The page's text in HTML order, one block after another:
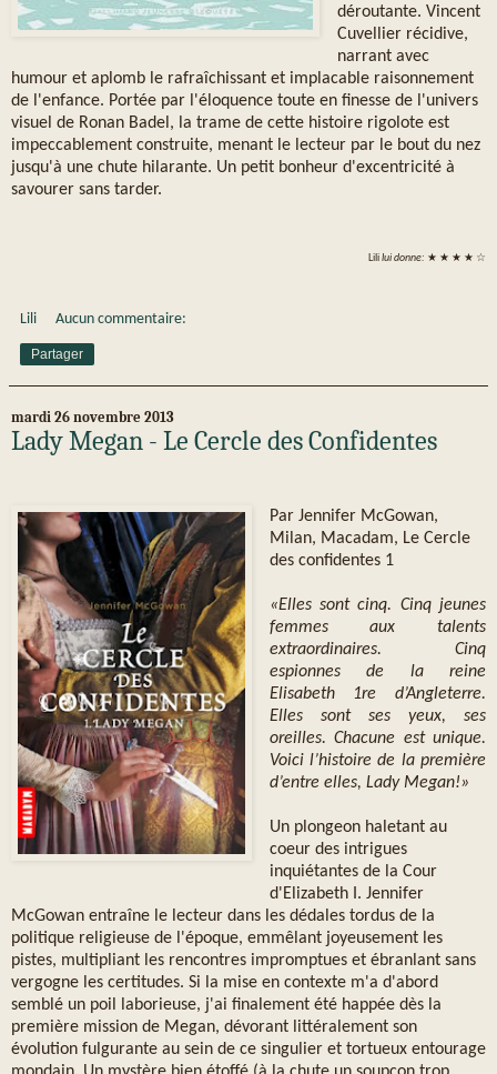
déroutante. Vincent
Cuvellier récidive,
narrant avec
humour et aplomb le rafraîchissant et implacable raisonnement
de l'enfance. Portée par l'éloquence toute en finesse de l'univers
visuel de Ronan Badel, la trame de cette histoire rigolote est
impeccablement construite, menant le lecteur par le bout du nez
jusqu'à une chute hilarante. Un petit bonheur d'excentricité à
savourer sans tarder.
Lililui donne: ★ ★ ★ ★ ☆
Lili Aucun commentaire:
Partager
mardi 26 novembre 2013
Lady Megan - Le Cercle des Confidentes
Par Jennifer McGowan,
Milan, Macadam, Le Cercle
des confidentes 1
«Elles sont cinq. Cinq jeunes
femmes aux talents
extraordinaires. Cinq
espionnes de la reine
Elisabeth 1re d’Angleterre.
Elles sont ses yeux, ses
oreilles. Chacune est unique.
Voici l’histoire de la première
d’entre elles, Lady Megan!»
Un plongeon haletant au
coeur des intrigues
inquiétantes de la Cour
d'Elizabeth I. Jennifer
McGowan entraîne le lecteur dans les dédales tordus de la
politique religieuse de l'époque, emmêlant joyeusement les
pistes, multipliant les rencontres impromptues et ébranlant sans
vergogne les certitudes. Si la mise en contexte m'a d'abord
semblé un poil laborieuse, j'ai finalement été happée dès la
première mission de Megan, dévorant littéralement son
évolution fulgurante au sein de ce singulier et tortueux entourage